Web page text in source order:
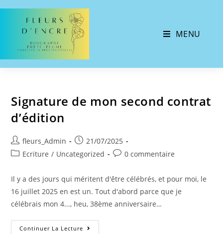
MENU
Signature de mon second contrat
d’édition
fleurs_Admin
21/07/2025
Ecriture / Uncategorized 0 commentaire
Il y a des jours qui méritent d'être célébrés, et pour moi, le
16 juillet 2025 en est un. Tout d'abord parce que je
célébrais mon 4..., heu, 38ème anniversaire…
Continuer La Lecture